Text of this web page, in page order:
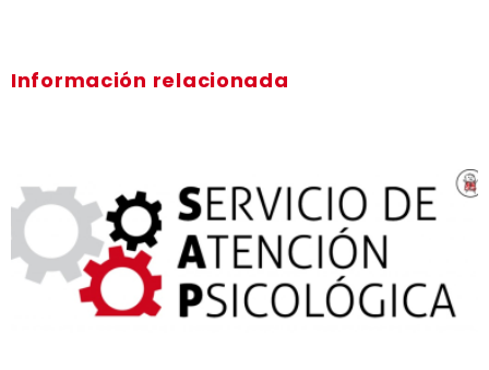
Información relacionada